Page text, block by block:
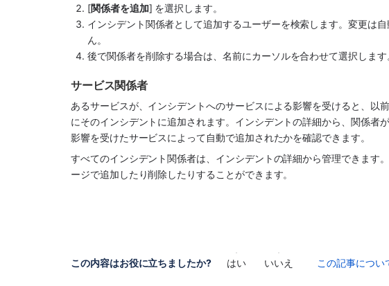
[関係者を追加] を選択します。
インシデント関係者として追加するユーザーを検索します。変更は
ん。
後で関係者を削除する場合は、名前にカーソルを合わせて選択します
サービス関係者
あるサービスが、インシデントへのサービスによる影響を受けると、以
にそのインシデントに追加されます。インシデントの詳細から、関係者
影響を受けたサービスによって自動で追加されたかを確認できます。
すべてのインシデント関係者は、インシデントの詳細から管理できます
ージで追加したり削除したりすることができます。
この内容はお役に立ちましたか? はい いいえ この記事につい